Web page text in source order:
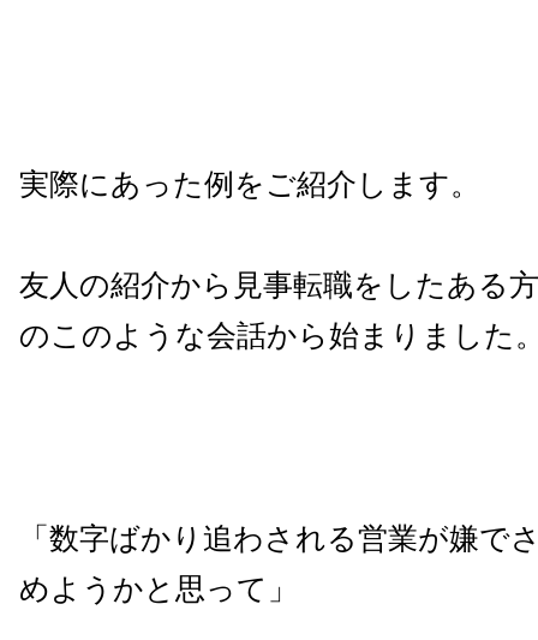
実際にあった例をご紹介します。
友人の紹介から見事転職をしたある
のこのような会話から始まりました
「数字ばかり追わされる営業が嫌で
めようかと思って」